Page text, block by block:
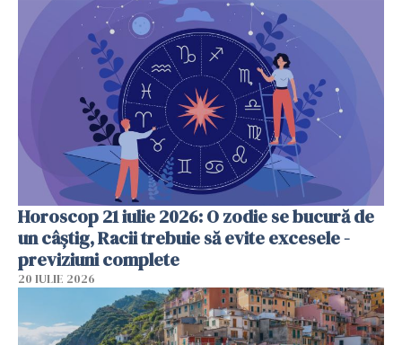
Horoscop 21 iulie 2026: O zodie se bucură de
un câștig, Racii trebuie să evite excesele -
previziuni complete
20 IULIE 2026